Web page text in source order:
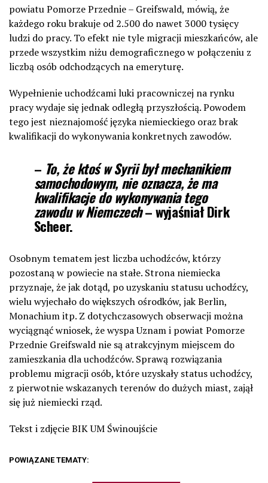
powiatu Pomorze Przednie – Greifswald, mówią, że
każdego roku brakuje od 2.500 do nawet 3000 tysięcy
ludzi do pracy. To efekt nie tyle migracji mieszkańców, ale
przede wszystkim niżu demograficznego w połączeniu z
liczbą osób odchodzących na emeryturę.
Wypełnienie uchodźcami luki pracowniczej na rynku
pracy wydaje się jednak odległą przyszłością. Powodem
tego jest nieznajomość języka niemieckiego oraz brak
kwalifikacji do wykonywania konkretnych zawodów.
– To, że ktoś w Syrii był mechanikiem
samochodowym, nie oznacza, że ma
kwalifikacje do wykonywania tego
zawodu w Niemczech– wyjaśniałDirk
Scheer.
Osobnym tematem jest liczba uchodźców, którzy
pozostaną w powiecie na stałe. Strona niemiecka
przyznaje, że jak dotąd, po uzyskaniu statusu uchodźcy,
wielu wyjechało do większych ośrodków, jak Berlin,
Monachium itp. Z dotychczasowych obserwacji można
wyciągnąć wniosek, że wyspa Uznam i powiat Pomorze
Przednie Greifswald nie są atrakcyjnym miejscem do
zamieszkania dla uchodźców. Sprawą rozwiązania
problemu migracji osób, które uzyskały status uchodźcy,
z pierwotnie wskazanych terenów do dużych miast, zajął
się już niemiecki rząd.
Tekst i zdjęcie BIK UM Świnoujście
POWIĄZANE TEMATY: